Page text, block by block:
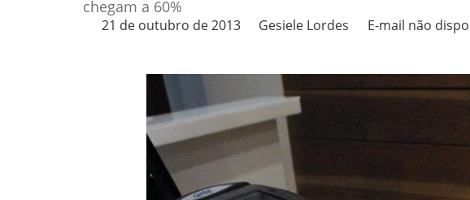
chegam a 60%
21 de outubro de 2013 Gesiele Lordes E-mail não